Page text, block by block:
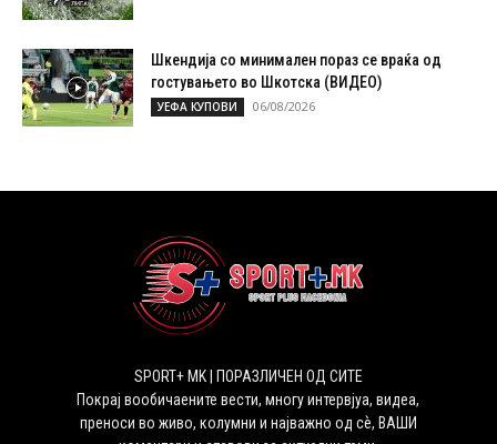
Шкендија со минимален пораз се враќа од
гостувањето во Шкотска (ВИДЕО)
УЕФА КУПОВИ 06/08/2026
SPORT+ MK | ПОРАЗЛИЧЕН ОД СИТЕ
Покрај вообичаените вести, многу интервјуа, видеа,
преноси во живо, колумни и најважно од сѐ, ВАШИ